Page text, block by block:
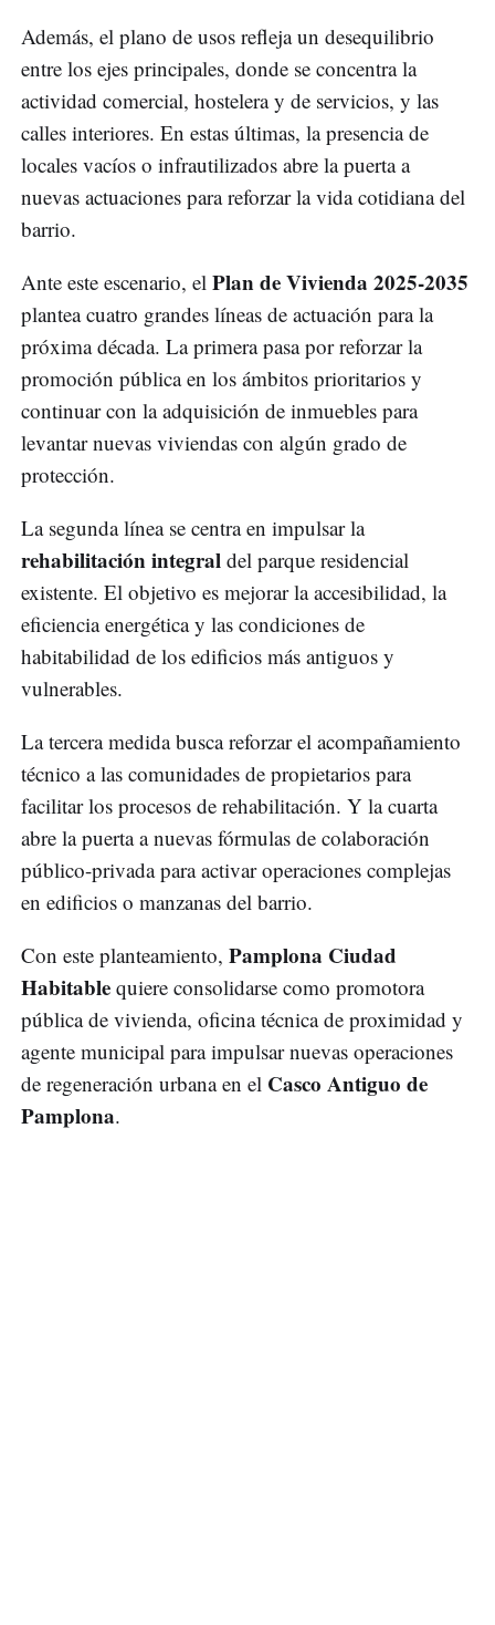
Además, el plano de usos refleja un desequilibrio
entre los ejes principales, donde se concentra la
actividad comercial, hostelera y de servicios, y las
calles interiores. En estas últimas, la presencia de
locales vacíos o infrautilizados abre la puerta a
nuevas actuaciones para reforzar la vida cotidiana del
barrio.
Ante este escenario, el Plan de Vivienda 2025-2035
plantea cuatro grandes líneas de actuación para la
próxima década. La primera pasa por reforzar la
promoción pública en los ámbitos prioritarios y
continuar con la adquisición de inmuebles para
levantar nuevas viviendas con algún grado de
protección.
La segunda línea se centra en impulsar la
rehabilitación integral del parque residencial
existente. El objetivo es mejorar la accesibilidad, la
eficiencia energética y las condiciones de
habitabilidad de los edificios más antiguos y
vulnerables.
La tercera medida busca reforzar el acompañamiento
técnico a las comunidades de propietarios para
facilitar los procesos de rehabilitación. Y la cuarta
abre la puerta a nuevas fórmulas de colaboración
público-privada para activar operaciones complejas
en edificios o manzanas del barrio.
Con este planteamiento, Pamplona Ciudad
Habitable quiere consolidarse como promotora
pública de vivienda, oficina técnica de proximidad y
agente municipal para impulsar nuevas operaciones
de regeneración urbana en el Casco Antiguo de
Pamplona.